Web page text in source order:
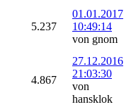
5.237
01.01.2017
10:49:14
von gnom
4.867
27.12.2016
21:03:30
von
hansklok